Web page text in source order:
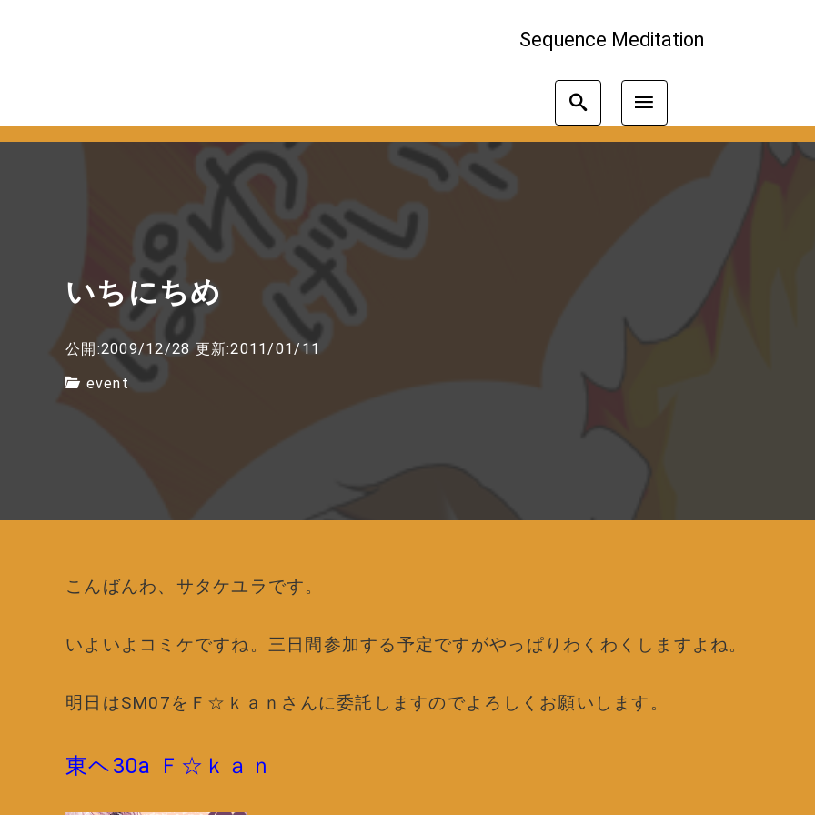
Sequence Meditation
いちにちめ
公開:2009/12/28 更新:2011/01/11
event
こんばんわ、サタケユラです。
いよいよコミケですね。三日間参加する予定ですがやっぱりわくわくしますよね。
明日はSM07をＦ☆ｋａｎさんに委託しますのでよろしくお願いします。
東ヘ30a Ｆ☆ｋａｎ